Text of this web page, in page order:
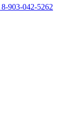
8-903-042-5262